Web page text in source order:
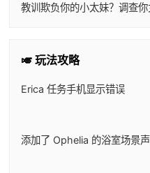
教训欺负你的小太妹？调查
🎺 玩法攻略
Erica 任务手机显示错误
添加了 Ophelia 的浴室场景